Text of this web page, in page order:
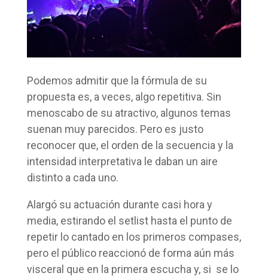
Podemos admitir que la fórmula de su
propuesta es, a veces, algo repetitiva. Sin
menoscabo de su atractivo, algunos temas
suenan muy parecidos. Pero es justo
reconocer que, el orden de la secuencia y la
intensidad interpretativa le daban un aire
distinto a cada uno.
Alargó su actuación durante casi hora y
media, estirando el setlist hasta el punto de
repetir lo cantado en los primeros compases,
pero el público reaccionó de forma aún más
visceral que en la primera escucha y, si se lo